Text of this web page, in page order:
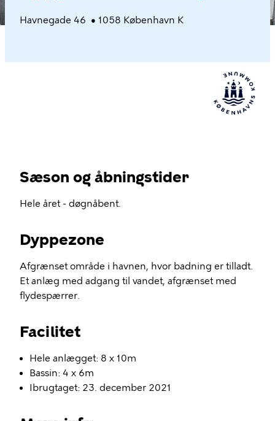
Havnegade 46 • 1058 København K
Sæson og åbningstider
Hele året - døgnåbent.
Dyppezone
Afgrænset område i havnen, hvor badning er tilladt.
Et anlæg med adgang til vandet, afgrænset med
flydespærrer.
Facilitet
Hele anlægget: 8 x 10m
Bassin: 4 x 6m
Ibrugtaget: 23. december 2021